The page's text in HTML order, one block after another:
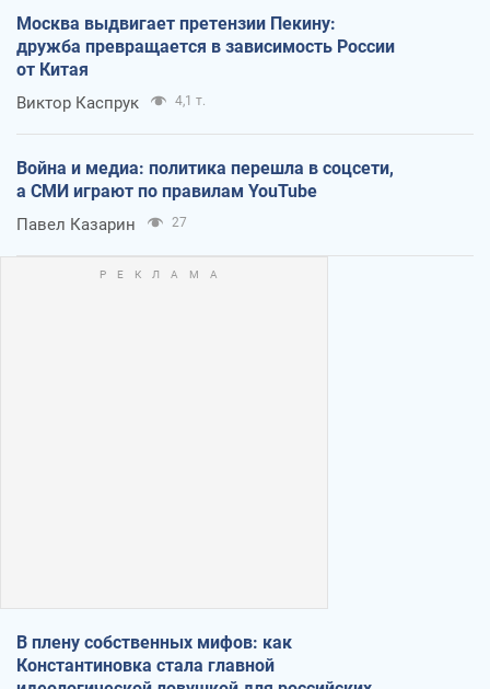
Москва выдвигает претензии Пекину:
дружба превращается в зависимость России
от Китая
Виктор Каспрук 4,1 т.
Война и медиа: политика перешла в соцсети,
а СМИ играют по правилам YouTube
Павел Казарин 27
В плену собственных мифов: как
Константиновка стала главной